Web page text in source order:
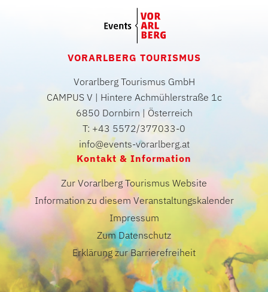
VORARLBERG TOURISMUS
Vorarlberg Tourismus GmbH
CAMPUS V | Hintere Achmühlerstraße 1c
6850 Dornbirn | Österreich
T: +43 5572/377033-0
info@events-vorarlberg.at
Kontakt & Information
Zur Vorarlberg Tourismus Website
Information zu diesem Veranstaltungskalender
Impressum
Zum Datenschutz
Erklärung zur Barrierefreiheit